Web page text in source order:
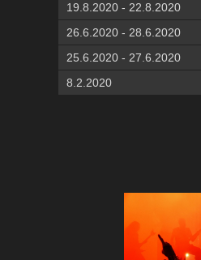
19.8.2020 - 22.8.2020
26.6.2020 - 28.6.2020
25.6.2020 - 27.6.2020
8.2.2020